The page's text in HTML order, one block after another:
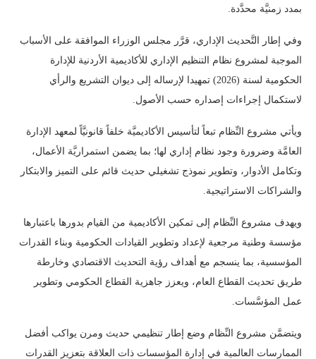
بمدد زمنيَّة محدَّدة.
وفي إطار التَّحديث الإداري، قرَّر مجلس الوزراء الموافقة على الأسباب
الموجبة لمشروع نظام التنظيم الإداري للأكاديمية الأردنية للإدارة
الحكومية لسنة (2026) تمهيدا لإرساله إلى ديوان التشريع والرأي
لاستكمال إجراءات إصداره حسب الأصول.
ويأتي مشروع النِّظام تبعاً لتأسيس الأكاديميَّة خلفاً قانونيَّاً لمعهد الإدارة
العامَّة وضرورة وجود نظام إداري لها؛ بما يضمن استمراريَّة الأعمال،
وتكامل الأدوار، وتطوير نموذج تشغيلي حديث قائم على التميز والابتكار
والشراكات الاستراتيجية.
ويهدف مشروع النِّظام إلى تمكين الأكاديمية من القيام بدورها باعتبارها
مؤسسة وطنية مرجعية لإعداد وتطوير القيادات الحكومية وبناء القدرات
المؤسسية، بما ينسجم مع أهداف رؤية التحديث الاقتصادي وخارطة
طريق تحديث القطاع العام، ويعزز جاهزية القطاع الحكومي وتطوير
عمل المؤسَّسات.
ويتضمَّن مشروع النِّظام وضع إطار تنظيمي حديث ومرن يواكب أفضل
الممارسات العالمية في إدارة المؤسسات ذات العلاقة بتعزيز القدرات